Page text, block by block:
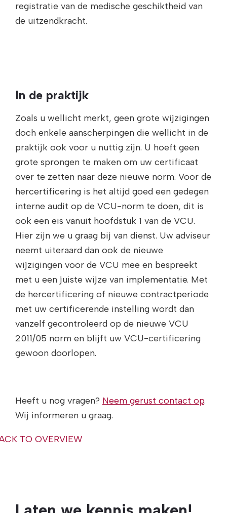
registratie van de medische geschiktheid van
de uitzendkracht.
In de praktijk
Zoals u wellicht merkt, geen grote wijzigingen
doch enkele aanscherpingen die wellicht in de
praktijk ook voor u nuttig zijn. U hoeft geen
grote sprongen te maken om uw certificaat
over te zetten naar deze nieuwe norm. Voor de
hercertificering is het altijd goed een gedegen
interne audit op de VCU-norm te doen, dit is
ook een eis vanuit hoofdstuk 1 van de VCU.
Hier zijn we u graag bij van dienst. Uw adviseur
neemt uiteraard dan ook de nieuwe
wijzigingen voor de VCU mee en bespreekt
met u een juiste wijze van implementatie. Met
de hercertificering of nieuwe contractperiode
met uw certificerende instelling wordt dan
vanzelf gecontroleerd op de nieuwe VCU
2011/05 norm en blijft uw VCU-certificering
gewoon doorlopen.
Heeft u nog vragen? Neem gerust contact op.
Wij informeren u graag.
TO OVERVIEW